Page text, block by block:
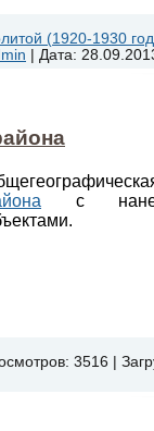
(1920-1930
Дата:
с
3516